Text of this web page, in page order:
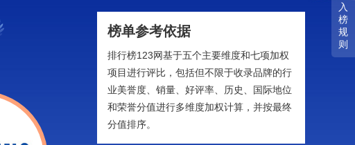
入
榜
规
则
榜单参考依据
排行榜123网基于五个主要维度和七项加权
项目进行评比，包括但不限于收录品牌的行
业美誉度、销量、好评率、历史、国际地位
和荣誉分值进行多维度加权计算，并按最终
分值排序。